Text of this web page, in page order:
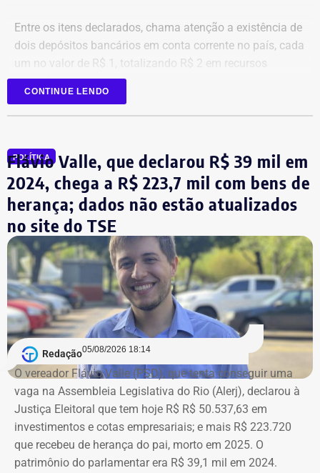
Entre os itens declarados, chama atenção a existência de
dois depósitos bancários em conta corrente no país, cada
um no valor de R$ 1, totalizando R$ 2 em recursos
mantidos em contas correntes.
A tenente-coronel da Polícia Militar Erigreyce Monteiro
em bens, relativos a um apartamento.
Bens declarados por André Marinho (Novo) à Justiça Eleitoral — Foto:
Reprodução/Divulgacand
CONTINUE LENDO
POLÍTICA
Flávio Valle, que declarou R$ 39 mil em
2024, chega a R$ 223,7 mil com bens de
herança; dados não estão atualizados
no site do TSE
Redação05/08/2026 18:14
O vereador Flávio Valle (PSD), que tenta conseguir uma
vaga na Assembleia Legislativa do Rio (Alerj), declarou à
Justiça Eleitoral que tem hoje R$ R$ 50.537,63 em
investimentos e cotas empresariais; e mais R$ 223.720
que recebeu de herança do pai, morto em 2025. O
patrimônio do parlamentar era R$ 39,1 mil em 2024.